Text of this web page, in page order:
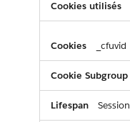
_cfuvid
Session